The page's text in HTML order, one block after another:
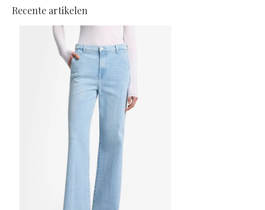
Recente artikelen